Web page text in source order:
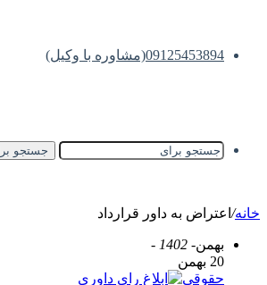
09125453894(مشاوره با وکیل)
جستجو
خانه/ اعتراض به داور قرارداد
بهمن- 1402 -
20 بهمن
حقوقی